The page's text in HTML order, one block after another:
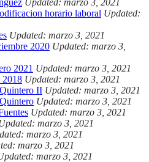
horario laboral Updated:
Updated: marzo 3, 2021
2020 Updated: marzo 3,
2021 Updated: marzo 3, 2021
2018 Updated: marzo 3, 2021
II Updated: marzo 3, 2021
Updated: marzo 3, 2021
Updated: marzo 3, 2021
marzo 3, 2021
marzo 3, 2021
marzo 3, 2021
marzo 3, 2021